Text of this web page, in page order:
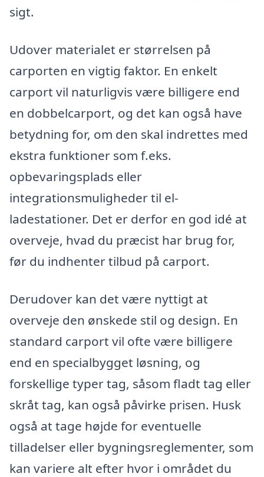
sigt.
Udover materialet er størrelsen på
carporten en vigtig faktor. En enkelt
carport vil naturligvis være billigere end
en dobbelcarport, og det kan også have
betydning for, om den skal indrettes med
ekstra funktioner som f.eks.
opbevaringsplads eller
integrationsmuligheder til el-
ladestationer. Det er derfor en god idé at
overveje, hvad du præcist har brug for,
før du indhenter tilbud på carport.
Derudover kan det være nyttigt at
overveje den ønskede stil og design. En
standard carport vil ofte være billigere
end en specialbygget løsning, og
forskellige typer tag, såsom fladt tag eller
skråt tag, kan også påvirke prisen. Husk
også at tage højde for eventuelle
tilladelser eller bygningsreglementer, som
kan variere alt efter hvor i området du